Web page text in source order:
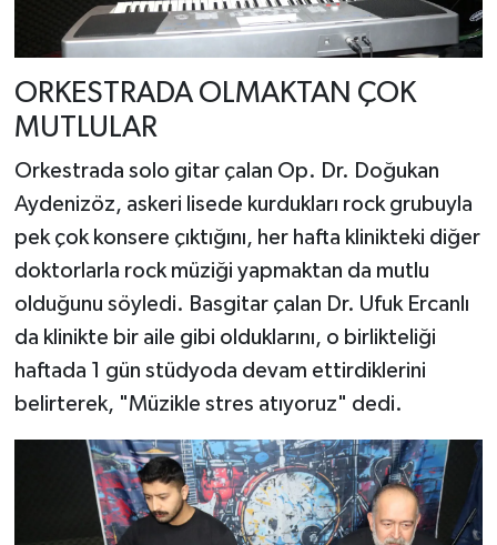
ORKESTRADA OLMAKTAN ÇOK
MUTLULAR
Orkestrada solo gitar çalan Op. Dr. Doğukan
Aydenizöz, askeri lisede kurdukları rock grubuyla
pek çok konsere çıktığını, her hafta klinikteki diğer
doktorlarla rock müziği yapmaktan da mutlu
olduğunu söyledi. Basgitar çalan Dr. Ufuk Ercanlı
da klinikte bir aile gibi olduklarını, o birlikteliği
haftada 1 gün stüdyoda devam ettirdiklerini
belirterek, "Müzikle stres atıyoruz" dedi.